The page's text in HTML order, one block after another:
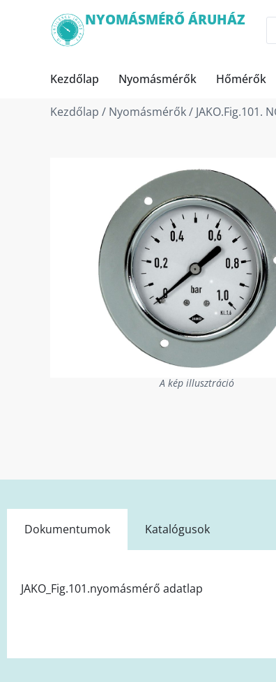
NYOMÁSMÉRŐ ÁRUHÁZ
Kezdőlap Nyomásmérők Hőmérők
Kezdőlap / Nyomásmérők/ JAKO.Fig.101.
A kép illusztráció
Dokumentumok Katalógusok
JAKO_Fig.101.nyomásmérő adatlap